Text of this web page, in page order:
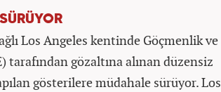
Los Angeles kentinde Göçmenlik ve
tarafından gözaltına alınan düzensiz
gösterilere müdahale sürüyor. Los